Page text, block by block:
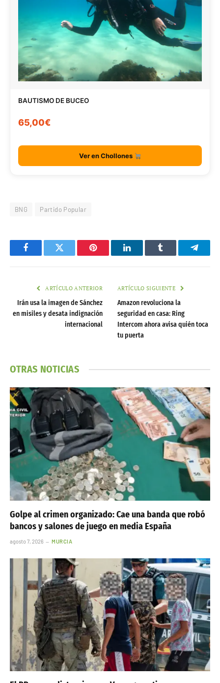
BAUTISMO DE BUCEO
65,00€
Ver en Chollones
BNG Partido Popular
FacebookTwitter Pinterest LinkedInTumblr
ARTÍCULO ANTERIOR
Irán usa la imagen de Sánchez
en misiles y desata indignación
internacional
ARTÍCULO SIGUIENTE
Amazon revoluciona la
seguridad en casa: Ring
Intercom ahora avisa quién toca
tu puerta
OTRAS NOTICIAS
Golpe al crimen organizado: Cae una banda que robó
bancos y salones de juego en media España
agosto 7, 2026 MURCIA